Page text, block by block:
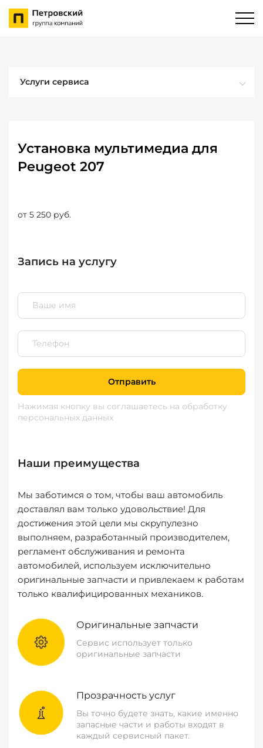
Услуги сервиса
Установка мультимедиа для
Peugeot 207
от 5 250 руб.
Запись на услугу
Отправить
Нажимая кнопку вы соглашаетесь на обработку
персональных данных
Наши преимущества
Мы заботимся о том, чтобы ваш автомобиль
доставлял вам только удовольствие! Для
достижения этой цели мы скрупулезно
выполняем, разработанный производителем,
регламент обслуживания и ремонта
автомобилей, используем исключительно
оригинальные запчасти и привлекаем к работам
только квалифицированных механиков.
Оригинальные запчасти
Сервис использует только
оригинальные запчасти
Прозрачность услуг
Вы точно будете знать, какие именно
запасные части и работы входят в
каждый сервисный пакет.